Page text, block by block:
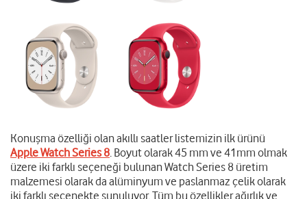
Konuşma özelliği olan akıllı saatler listemizin ilk ürünü
Apple Watch Series 8. Boyut olarak 45 mm ve 41mm olmak
üzere iki farklı seçeneği bulunan Watch Series 8 üretim
malzemesi olarak da alüminyum ve paslanmaz çelik olarak
iki farklı seçenekte sunuluyor. Tüm bu özellikler ağırlık ve